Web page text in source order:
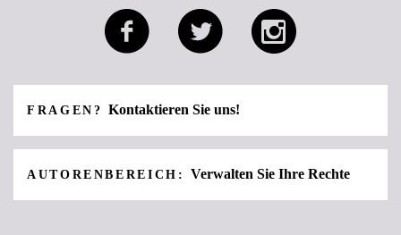
FRAGEN?Kontaktieren Sie uns!
AUTORENBEREICH: Verwalten Sie Ihre Rechte